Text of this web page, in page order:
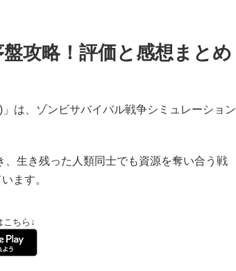
攻略！評価と感想まとめ
は、ゾンビサバイバル戦争シミュレーション
生き残った人類同士でも資源を奪い合う戦
ます。
こちら↓